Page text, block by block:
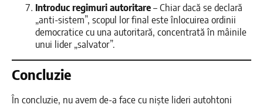
Introduc regimuri autoritare– Chiar dacă se declară
„anti-sistem”, scopul lor final este înlocuirea ordinii
democratice cu una autoritară, concentrată în mâinile
unui lider „salvator”.
Concluzie
În concluzie, nu avem de-a face cu niște lideri autohtoni